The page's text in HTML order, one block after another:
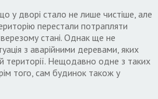
у дворі стало не лише чистіше, але
перестали потрапляти
стані. Однак ще не
з аварійними деревами, яких
території. Нещодавно одне з таких
того, сам будинок також у